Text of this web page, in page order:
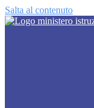
Salta al contenuto